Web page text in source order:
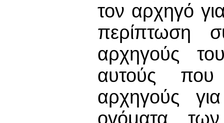
τον αρχηγό
περίπτωση
αρχηγούς
αυτούς που
αρχηγούς
ovόματα